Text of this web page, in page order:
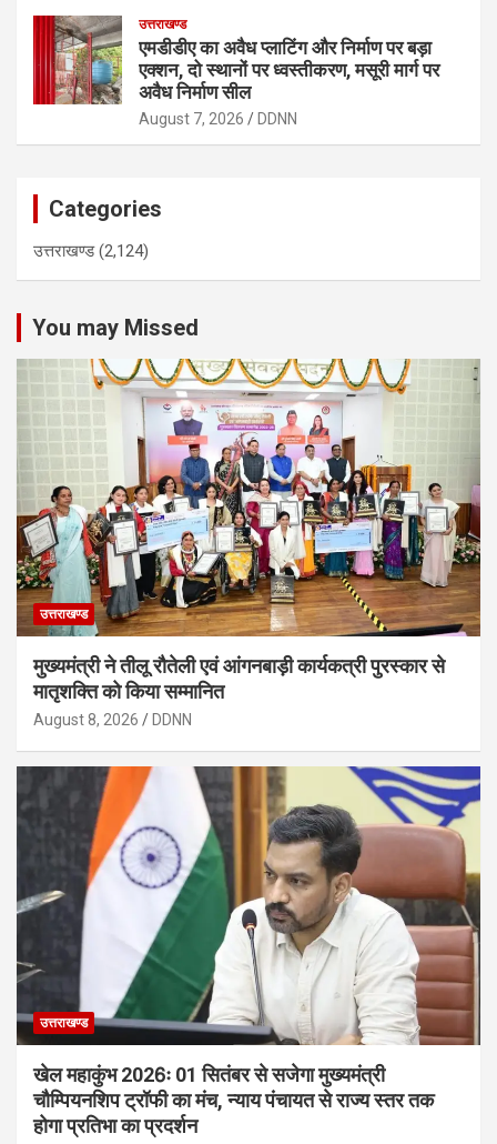
उत्तराखण्ड
एमडीडीए का अवैध प्लाटिंग और निर्माण पर बड़ा
एक्शन, दो स्थानों पर ध्वस्तीकरण, मसूरी मार्ग पर
अवैध निर्माण सील
August 7, 2026 DDNN
Categories
उत्तराखण्ड(2,124)
You may Missed
उत्तराखण्ड
मुख्यमंत्री ने तीलू रौतेली एवं आंगनबाड़ी कार्यकत्री पुरस्कार से
मातृशक्ति को किया सम्मानित
August 8, 2026 DDNN
उत्तराखण्ड
खेल महाकुंभ 2026ः 01 सितंबर से सजेगा मुख्यमंत्री
चौम्पियनशिप ट्रॉफी का मंच, न्याय पंचायत से राज्य स्तर तक
होगा प्रतिभा का प्रदर्शन